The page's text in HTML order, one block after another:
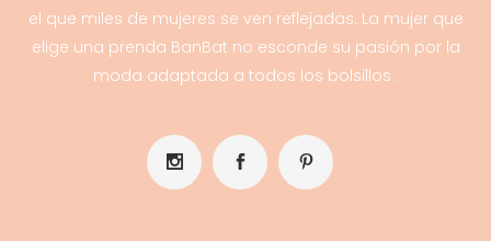
el que miles de mujeres se ven reflejadas. La mujer que
elige una prenda BanBat no esconde su pasión por la
moda adaptada a todos los bolsillos .